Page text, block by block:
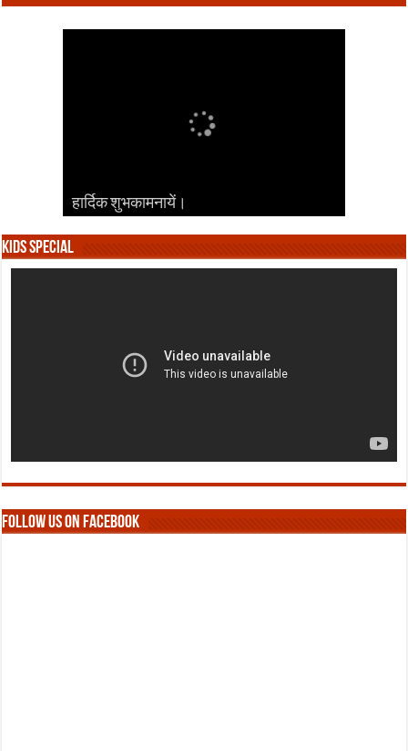
हार्दिक शुभकामनायें।
हार्दिक शुभकामनायें।
हार्दिक शुभकामनायें।
हार्दिक शुभकामनायें।
हार्दिक शुभकामनायें।
Kids Special
Follow us on Facebook